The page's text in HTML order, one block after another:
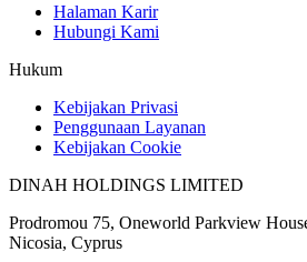
Halaman Karir
Hubungi Kami
Hukum
Kebijakan Privasi
Penggunaan Layanan
Kebijakan Cookie
DINAH HOLDINGS LIMITED
Prodromou 75, Oneworld Parkview
Nicosia, Cyprus